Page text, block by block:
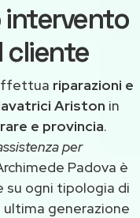
intervento
cliente
riparazioni e
Ariston in
e provincia.
per
Padova è
su ogni tipologia di
generazione